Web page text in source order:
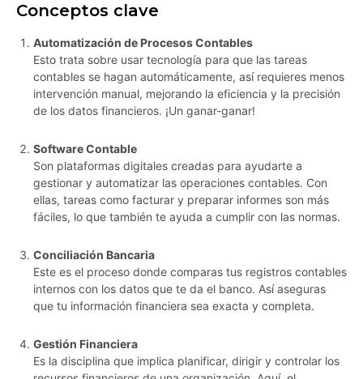
Conceptos clave
Automatización de Procesos Contables
Esto trata sobre usar tecnología para que las tareas
contables se hagan automáticamente, así requieres menos
intervención manual, mejorando la eficiencia y la precisión
de los datos financieros. ¡Un ganar-ganar!
Software Contable
Son plataformas digitales creadas para ayudarte a
gestionar y automatizar las operaciones contables. Con
ellas, tareas como facturar y preparar informes son más
fáciles, lo que también te ayuda a cumplir con las normas.
Conciliación Bancaria
Este es el proceso donde comparas tus registros contables
internos con los datos que te da el banco. Así aseguras
que tu información financiera sea exacta y completa.
Gestión Financiera
Es la disciplina que implica planificar, dirigir y controlar los